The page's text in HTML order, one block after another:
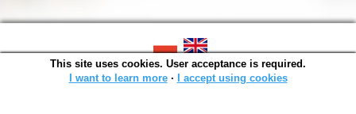
SOWA OPAC v. 4.9.11 (2024-07-03)
Generated in 0,0032 s.
This site uses cookies. User acceptance is required.
I want to learn more∙ I accept using cookies